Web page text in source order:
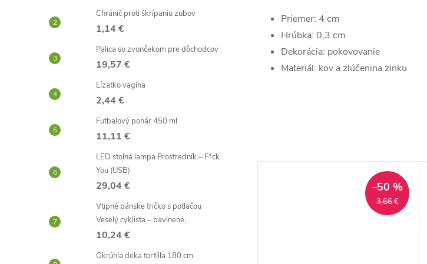
Chránič proti škrípaniu zubov
1,14 €
Palica so zvončekom pre dôchodcov
19,57 €
Lízatko vagína
2,44 €
Futbalový pohár 450 ml
11,11 €
LED stolná lampa Prostredník – F*ck
You (USB)
29,04 €
Vtipné pánske tričko s potlačou
Veselý cyklista – bavlnené,
10,24 €
Okrúhla deka tortilla 180 cm
Priemer: 4 cm
Hrúbka: 0,3 cm
Dekorácia: pokovovanie
Materiál: kov a zlúčenina zinku
3,66 €
–50 %